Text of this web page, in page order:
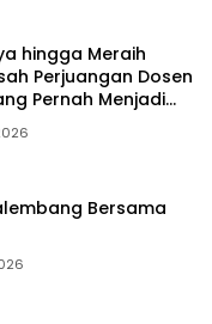
hingga Meraih
Perjuangan Dosen
Pernah Menjadi
Bersama